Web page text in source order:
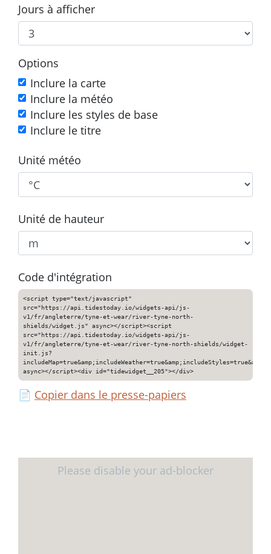
Jours à afficher
Options
Inclure la carte
Inclure la météo
Inclure les styles de base
Inclure le titre
Unité météo
Unité de hauteur
Code d'intégration
<script type="text/javascript"
src="https://api.tidestoday.io/widgets-api/js-
v1/fr/angleterre/tyne-et-wear/river-tyne-north-
shields/widget.js" async></script><script
src="https://api.tidestoday.io/widgets-api/js-
v1/fr/angleterre/tyne-et-wear/river-tyne-north-shields/widget-
init.js?
async></script><div id="tidewidget__205"></div>
📄 Copier dans le presse-papiers